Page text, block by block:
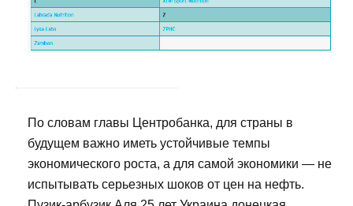
По словам главы Центробанка, для страны в
будущем важно иметь устойчивые темпы
экономического роста, а для самой экономики — не
испытывать серьезных шоков от цен на нефть.